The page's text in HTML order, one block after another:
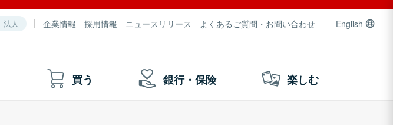
法人 企業情報 採用情報 ニュースリリース よくあるご質問・お問い合わせ English
買う 銀行・保険 楽しむ